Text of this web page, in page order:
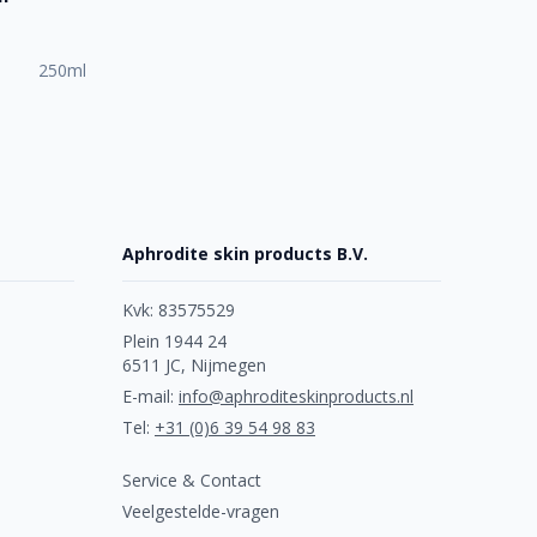
250ml
Aphrodite skin products B.V.
Kvk: 83575529
Plein 1944 24
6511 JC, Nijmegen
E-mail: info@aphroditeskinproducts.nl
Tel: +31 (0)6 39 54 98 83
Service & Contact
Veelgestelde-vragen